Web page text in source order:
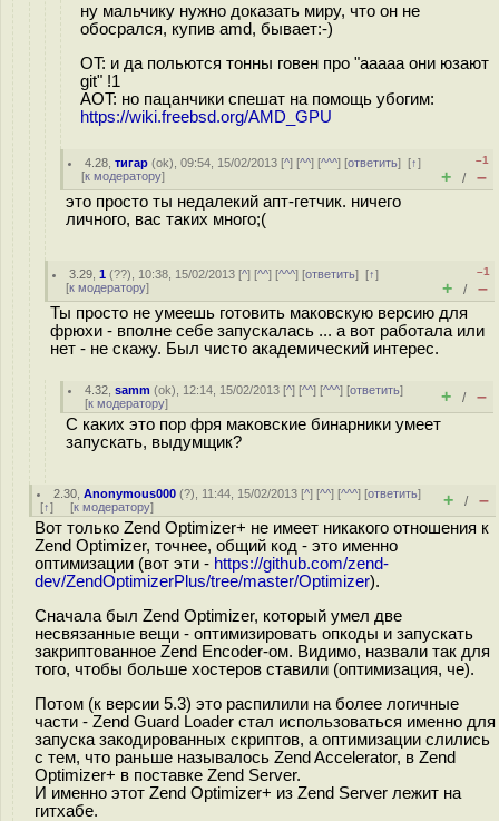
ну мальчику нужно доказать миру, что он не
обосрался, купив amd, бывает:-)
OT: и да польются тонны говен про "ааааа они юзают
git" !1
AOT: но пацанчики спешат на помощь убогим:
https://wiki.freebsd.org/AMD_GPU
4.28 ,тигар (ok), 09:54, 15/02/2013 [^] [^^] [^^^] [ответить][↑]
[к модератору]
–1
+ / –
это просто ты недалекий апт-гетчик. ничего
личного, вас таких много;(
3.29 ,1 (??), 10:38, 15/02/2013 [^] [^^] [^^^] [ответить][↑]
[к модератору]
–1
+ / –
Ты просто не умеешь готовить маковскую версию для
фрюхи - вполне себе запускалась ... а вот работала или
нет - не скажу. Был чисто академический интерес.
4.32 ,samm (ok), 12:14, 15/02/2013 [^] [^^] [^^^] [ответить]
[к модератору] + / –
С каких это пор фря маковские бинарники умеет
запускать, выдумщик?
2.30 ,Anonymous000 (?), 11:44, 15/02/2013 [^] [^^] [^^^] [ответить]
[↑] [к модератору] + / –
Вот только Zend Optimizer+ не имеет никакого отношения к
Zend Optimizer, точнее, общий код - это именно
оптимизации (вот эти - https://github.com/zend-
dev/ZendOptimizerPlus/tree/master/Optimizer).
Сначала был Zend Optimizer, который умел две
несвязанные вещи - оптимизировать опкоды и запускать
закриптованное Zend Encoder-ом. Видимо, назвали так для
того, чтобы больше хостеров ставили (оптимизация, че).
Потом (к версии 5.3) это распилили на более логичные
части - Zend Guard Loader стал использоваться именно для
запуска закодированных скриптов, а оптимизации слились
с тем, что раньше называлось Zend Accelerator, в Zend
Optimizer+ в поставке Zend Server.
И именно этот Zend Optimizer+ из Zend Server лежит на
гитхабе.